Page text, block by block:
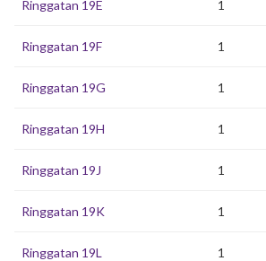
Ringgatan 19E 1
Ringgatan 19F 1
Ringgatan 19G 1
Ringgatan 19H 1
Ringgatan 19J 1
Ringgatan 19K 1
Ringgatan 19L 1